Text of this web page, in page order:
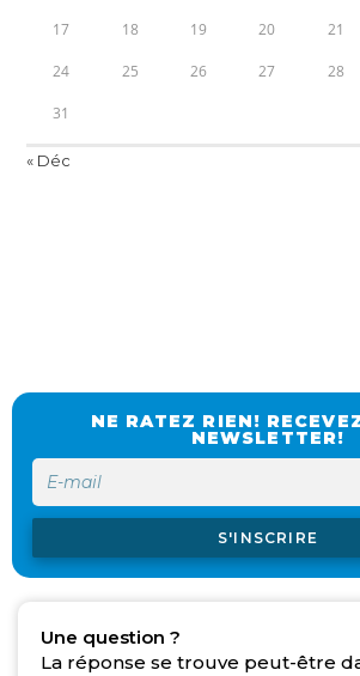
17 18 19 20 21
24 25 26 27 28
31
« Déc
NE RATEZ RIEN!
NEWSLETTER!
S'INSCRIRE
Une question ?
La réponse se trouve peut-être